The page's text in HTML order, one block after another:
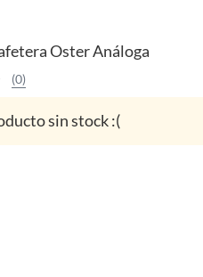
Oster Análoga
(0)
sin stock :(